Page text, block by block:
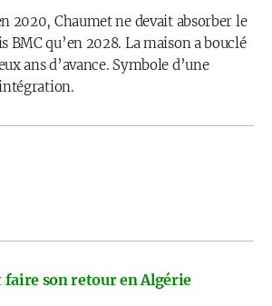
2020, Chaumet ne devait absorber le
qu’en 2028. La maison a bouclé
ans d’avance. Symbole d’une
son retour en Algérie